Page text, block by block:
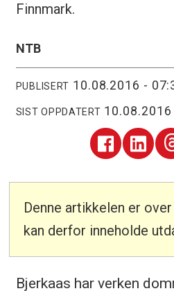
Finnmark.
NTB
PUBLISERT 10.08.2016 -
SIST OPPDATERT
Denne artikkelen er
kan derfor inneholde
Bjerkaas har verken